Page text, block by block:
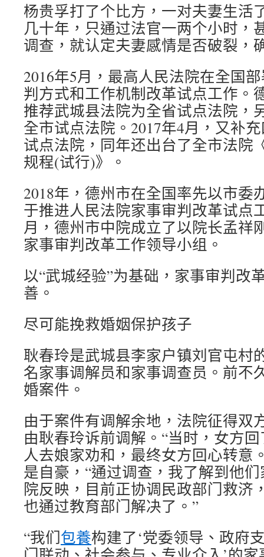
杨贵孚打了个比方，一对夫妻生活
几十年，只通过法官一两个小时，
调查，就认定夫妻感情是否破裂，
2016年5月，最高人民法院在全国
判方式和工作机制改革试点工作。
推荐武城县法院为全省试点法院，
全市试点法院。2017年4月，又补
试点法院，同年还出台了全市法院
规程(试行)》。
2018年，德州市在全国率先以市委
于推进人民法院家事审判改革试点
月，德州市中院成立了以院长孟祥
家事审判改革工作领导小组。
以“武城经验”为基础，家事审判改
善。
尽可能挽救婚姻保护孩子
耿春玲是武城县李家户镇刘官屯村
名家事调解员和家事调查员。前不
婚案件。
由于案件有调解余地，法院征得双
由耿春玲诉前调解。“当时，女方
人去娘家劝和，最终女方回心转意
是自豪，“通过调查，我了解到他
院反映，目前正协调民政部门救济
也通过教育部门解决了。”
“我们包養构建了‘党委领导、政府